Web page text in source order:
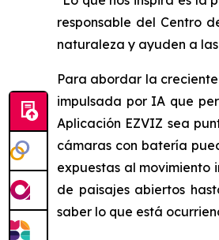
responsable del Centro
naturaleza y ayuden a
Para abordar la
impulsada por IA que
Aplicación EZVIZ sea
cámaras con batería
expuestas al movimiento
de paisajes abiertos
saber lo que está